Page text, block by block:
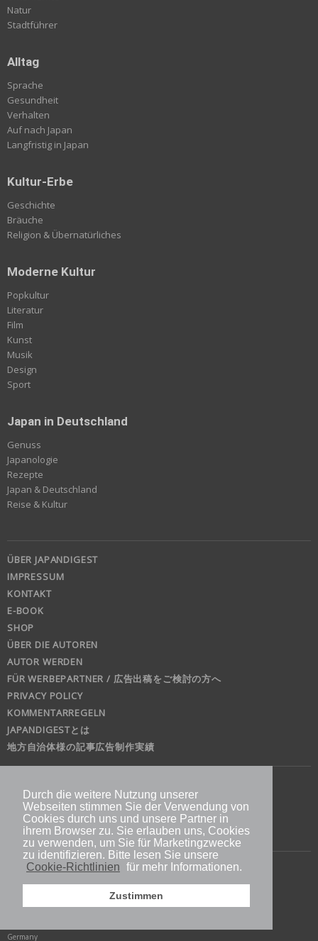
Durch die weitere Nutzung unserer
Webseiten stimmen Sie der Verwendung von
Cookies durch uns und unsere Partner in
ihrem Browser zu. Sie erlauben uns, Cookies
zu verwenden, um Sie für Marketingzwecke
zu identifizieren. Bitte lesen Sie unsere
Cookie-Richtlinien für mehr Informationen.
Zustimmen
Natur
Stadtführer
Alltag
Sprache
Gesundheit
Verhalten
Auf nach Japan
Langfristig in Japan
Kultur-Erbe
Geschichte
Bräuche
Religion & Übernatürliches
Moderne Kultur
Popkultur
Literatur
Film
Kunst
Musik
Design
Sport
Japan in Deutschland
Genuss
Japanologie
Rezepte
Japan & Deutschland
Reise & Kultur
ÜBER JAPANDIGEST
IMPRESSUM
KONTAKT
E-BOOK
SHOP
ÜBER DIE AUTOREN
AUTOR WERDEN
FÜR WERBEPARTNER / 広告出稿をご検討の方へ
PRIVACY POLICY
KOMMENTARREGELN
JAPANDIGESTとは
地方自治体様の記事広告制作実績
Doitsu News Digest GmbH
Germany